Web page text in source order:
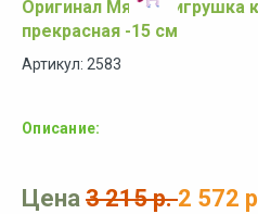
Оригинал Мягкая игрушка
прекрасная -15 см
Артикул: 2583
Описание:
Цена 3 215 р.2 572